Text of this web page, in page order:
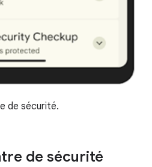
de sécurité.
de sécurité